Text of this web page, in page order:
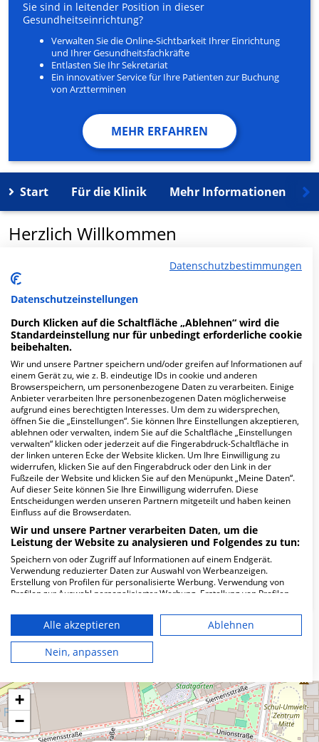
Sie sind in leitender Position in dieser
Gesundheitseinrichtung?
Verwalten Sie die Online-Sichtbarkeit Ihrer Einrichtung
und Ihrer Gesundheitsfachkräfte
Entlasten Sie Ihr Sekretariat
Ein innovativer Service für Ihre Patienten zur Buchung
von Arztterminen
MEHR ERFAHREN
Start Für die Klinik Mehr Informationen
Herzlich Willkommen
MVZ Turmstrasse in der Turmstr. 72 ist ein
medizinisches Versorgungszentrum in Berlin.
Mehr Informationen
FAQ
Hier ﬁnden Sie häuﬁg gestellte Fragen zu dieser Klinik.
Wie lautet die Adresse von MVZ Turmstrasse?
Turmstr. 72
10551 Berlin
Wie ist die Telefonnummer von MVZ
Turmstrasse?
Karte
+
−
Datenschutzbestimmungen
Datenschutzeinstellungen
Durch Klicken auf die Schaltfläche „Ablehnen“ wird die
Standardeinstellung nur für unbedingt erforderliche cookie
beibehalten.
Wir und unsere Partner speichern und/oder greifen auf Informationen auf
einem Gerät zu, wie z. B. eindeutige IDs in cookie und anderen
Browserspeichern, um personenbezogene Daten zu verarbeiten. Einige
Anbieter verarbeiten Ihre personenbezogenen Daten möglicherweise
aufgrund eines berechtigten Interesses. Um dem zu widersprechen,
öffnen Sie die „Einstellungen“. Sie können Ihre Einstellungen akzeptieren,
ablehnen oder verwalten, indem Sie auf die Schaltfläche „Einstellungen
verwalten“ klicken oder jederzeit auf die Fingerabdruck-Schaltfläche in
der linken unteren Ecke der Website klicken. Um Ihre Einwilligung zu
widerrufen, klicken Sie auf den Fingerabdruck oder den Link in der
Fußzeile der Website und klicken Sie auf den Menüpunkt „Meine Daten“.
Auf dieser Seite können Sie Ihre Einwilligung widerrufen. Diese
Entscheidungen werden unseren Partnern mitgeteilt und haben keinen
Einfluss auf die Browserdaten.
Wir und unsere Partner verarbeiten Daten, um die
Leistung der Website zu analysieren und Folgendes zu tun:
Speichern von oder Zugriff auf Informationen auf einem Endgerät.
Verwendung reduzierter Daten zur Auswahl von Werbeanzeigen.
Erstellung von Profilen für personalisierte Werbung. Verwendung von
Profilen zur Auswahl personalisierter Werbung. Erstellung von Profilen
personalisierter Inhalte. Messung der Werbeleistung. Messung der
Performance von Inhalten. Analyse von Zielgruppen durch Statistiken
oder Kombinationen von Daten aus verschiedenen Quellen. Entwicklung
und Verbesserung der Angebote. Verwendung reduzierter Daten zur
Auswahl von Inhalten.
die USA gesendet werden.
Ihre Einwilligung und die cookie Richtlinie gelten ausschließlich für diese
Website/App.
Partnerliste anzeigen (1 IAB-Anbieter)
Alle akzeptieren
Ablehnen
Nein, anpassen